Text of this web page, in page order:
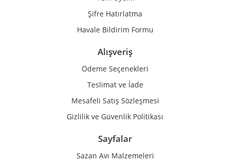
Şifre Hatırlatma
Havale Bildirim Formu
Alışveriş
Ödeme Seçenekleri
Teslimat ve İade
Mesafeli Satış Sözleşmesi
Gizlilik ve Güvenlik Politikası
Sayfalar
Sazan Avı Malzemeleri